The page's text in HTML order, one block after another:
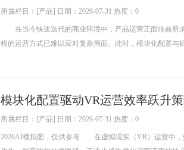
所属栏目：[产品] 日期：2026-07-31 热度：0
在当今快速迭代的商业环境中，产品运营正面临前所
程的运营方式已难以应对复杂局面。此时，模块化配置与
模块化配置驱动VR运营效率跃升
所属栏目：[产品] 日期：2026-07-31 热度：0
2026AI模拟图，仅供参考 在虚拟现实（VR）运营中，